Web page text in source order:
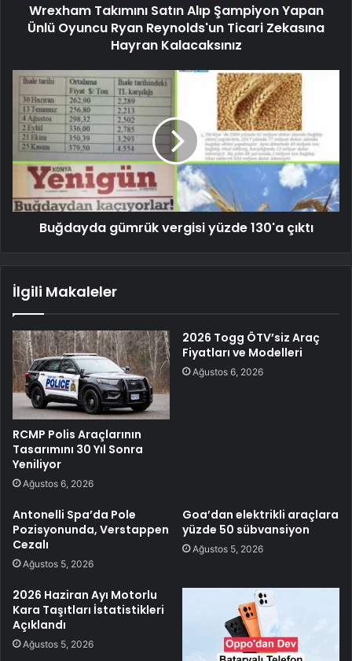
Wrexham Takımını Satın Alıp Şampiyon Yapan
Ünlü Oyuncu Ryan Reynolds'un Ticari Zekasına
Hayran Kalacaksınız
Buğdayda gümrük vergisi yüzde 130'a çıktı
İlgili Makaleler
RCMP Polis Araçlarının
Tasarımını 30 Yıl Sonra
Yeniliyor
Ağustos 6, 2026
2026 Togg ÖTV’siz Araç
Fiyatları ve Modelleri
Ağustos 6, 2026
Antonelli Spa’da Pole
Pozisyonunda, Verstappen
Cezalı
Ağustos 5, 2026
Goa’dan elektrikli araçlara
yüzde 50 sübvansiyon
Ağustos 5, 2026
2026 Haziran Ayı Motorlu
Kara Taşıtları İstatistikleri
Açıklandı
Ağustos 5, 2026